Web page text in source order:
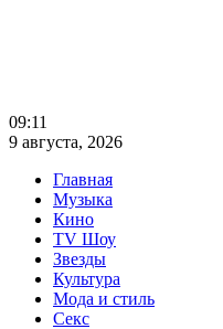
09:11
9 августа, 2026
Главная
Музыка
Кино
TV Шоу
Звезды
Культура
Мода и стиль
Секс